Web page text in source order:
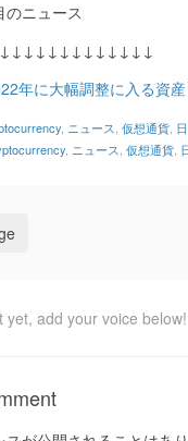
のニュース
年に大幅調整に入る資
ニュース 仮想通貨
ニュース 仮想通貨
yet, add your voice below!